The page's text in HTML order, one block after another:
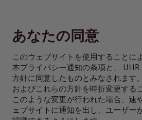
あなたの同意
このウェブサイトを使用することに
本プライバシー通知の条項と、
方針に同意したものとみなされます
およびこれらの方針を時折変更する
このような変更が行われた場合、速
ェブサイトに通知を出し、ユーザー